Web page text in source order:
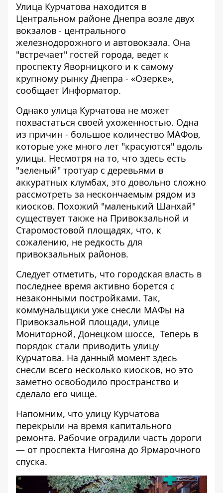
Улица Курчатова находится в
Центральном районе Днепра возле двух
вокзалов - центрального
железнодорожного и автовокзала. Она
"встречает" гостей города, ведет к
проспекту Яворницкого и к самому
крупному рынку Днепра - «Озерке»,
сообщает Информатор.
Однако улица Курчатова не может
похвастаться своей ухоженностью. Одна
из причин - большое количество МАФов,
которые уже много лет "красуются" вдоль
улицы. Несмотря на то, что здесь есть
"зеленый" тротуар с деревьями в
аккуратных клумбах, это довольно сложно
рассмотреть за нескончаемым рядом из
киосков. Похожий "маленький Шанхай"
существует также на Привокзальной и
Старомостовой площадях, что, к
сожалению, не редкость для
привокзальных районов.
Следует отметить, что городская власть в
последнее время активно борется с
незаконными постройками. Так,
коммунальщики уже снесли МАФы на
Привокзальной площади, улице
Мониторной, Донецком шоссе, Теперь в
порядок стали приводить улицу
Курчатова. На данный момент здесь
снесли всего несколько киосков, но это
заметно освободило пространство и
сделало его чище.
Напомним, что улицу Курчатова
перекрыли на время капитального
ремонта. Рабочие оградили часть дороги
— от проспекта Нигояна до Ярмарочного
спуска.